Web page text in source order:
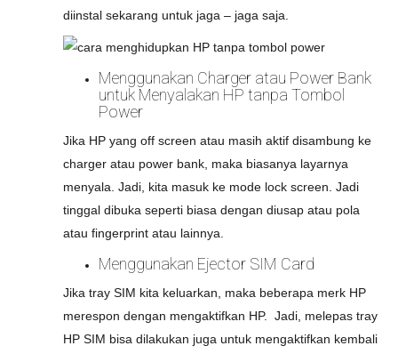
diinstal sekarang untuk jaga – jaga saja.
Menggunakan Charger atau Power Bank
untuk Menyalakan HP tanpa Tombol
Power
Jika HP yang off screen atau masih aktif disambung ke
charger atau power bank, maka biasanya layarnya
menyala. Jadi, kita masuk ke mode lock screen. Jadi
tinggal dibuka seperti biasa dengan diusap atau pola
atau fingerprint atau lainnya.
Menggunakan Ejector SIM Card
Jika tray SIM kita keluarkan, maka beberapa merk HP
merespon dengan mengaktifkan HP. Jadi, melepas tray
HP SIM bisa dilakukan juga untuk mengaktifkan kembali